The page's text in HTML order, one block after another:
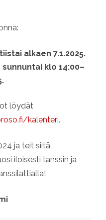
alkaen 7.1.2025.
klo 14:00–
löydät
kalenteri.
ja teit siitä
iloisesti tanssin ja